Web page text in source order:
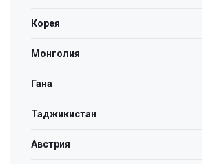
Корея
Монголия
Гана
Таджикистан
Австрия